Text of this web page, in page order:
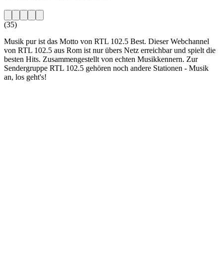
(35)
Musik pur ist das Motto von RTL 102.5 Best. Dieser Webchannel
von RTL 102.5 aus Rom ist nur übers Netz erreichbar und spielt die
besten Hits. Zusammengestellt von echten Musikkennern. Zur
Sendergruppe RTL 102.5 gehören noch andere Stationen - Musik
an, los geht's!